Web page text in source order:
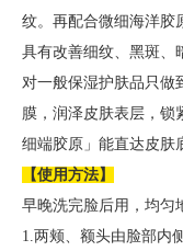
纹。再配合微细海洋胶
具有改善细纹、黑斑、
对一般保湿护肤品只做
膜，润泽皮肤表层，锁
细端胶原」能直达皮肤
【使用方法】
早晚洗完脸后用，均匀
1.两颊、额头由脸部内